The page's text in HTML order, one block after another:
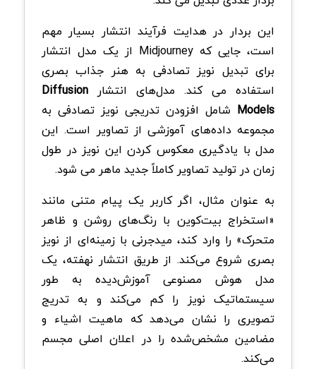
این بردار در هدایت فرآیند انتشار بسیار مهم
است، جایی که Midjourney از یک مدل انتشار
برای تبدیل نویز تصادفی به هنر جذاب بصری
استفاده می کند. مدل‌های انتشار Diffusion
Models شامل افزودن تدریجی نویز تصادفی به
مجموعه داده‌های آموزشی از تصاویر است. این
مدل با یادگیری معکوس کردن این نویز در طول
زمان در تولید تصاویر کاملاً جدید ماهر می شود.
به عنوان مثال، اگر کاربر یک پیام متنی مانند
«استخراج بیت‌کوین با رنگ‌های روشن و ظاهر
متحرک» را وارد کند، میدجرنی با زمینه‌ای از نویز
بصری شروع می‌کند. از طریق انتشار نهفته، یک
مدل هوش مصنوعی آموزش‌دیده به طور
سیستماتیک نویز را کم می‌کند و به تدریج
تصویری را نشان می‌دهد که ماهیت اشیاء و
مضامین مشخص‌شده را در اعلان اصلی مجسم
می‌کند.